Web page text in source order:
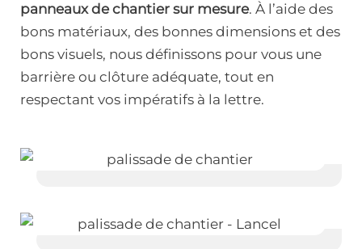
panneaux de chantier sur mesure. À l’aide des
bons matériaux, des bonnes dimensions et des
bons visuels, nous définissons pour vous une
barrière ou clôture adéquate, tout en
respectant vos impératifs à la lettre.